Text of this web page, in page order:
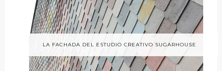
LA FACHADA DEL ESTUDIO CREATIVO SUGARHOUSE